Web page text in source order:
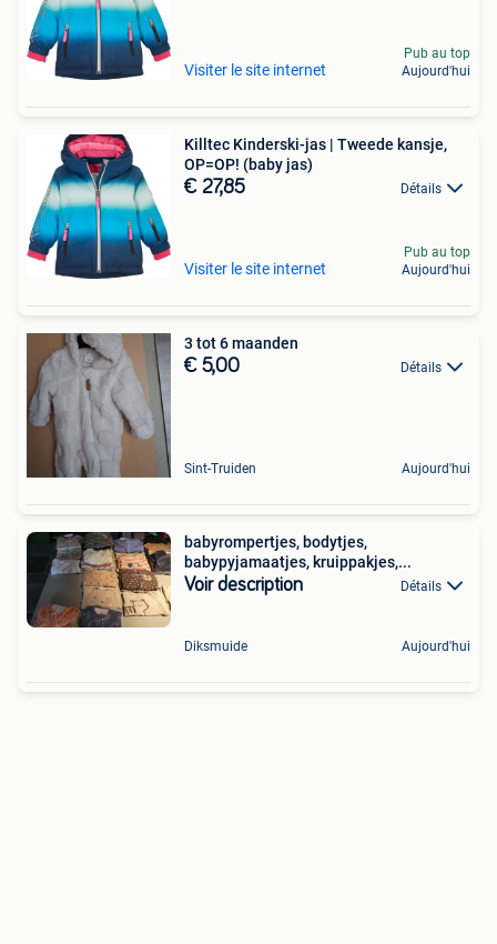
Visiter le site internet
Pub au top
Aujourd'hui
Killtec Kinderski-jas | Tweede kansje,
OP=OP! (baby jas)
€ 27,85 Détails
Visiter le site internet
Pub au top
Aujourd'hui
3 tot 6 maanden
€ 5,00 Détails
Sint-Truiden Aujourd'hui
babyrompertjes, bodytjes,
babypyjamaatjes, kruippakjes,...
Voir description Détails
Diksmuide Aujourd'hui